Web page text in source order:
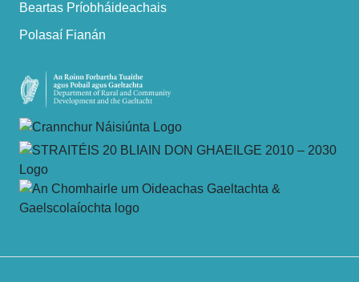
Beartas Príobháideachais
Polasaí Fianán